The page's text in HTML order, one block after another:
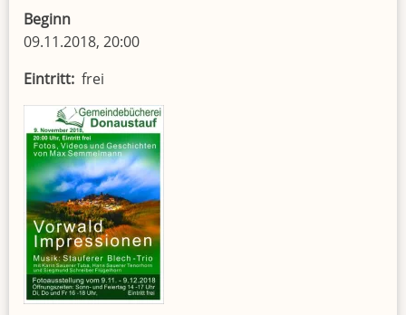
Beginn
09.11.2018, 20:00
Eintritt frei